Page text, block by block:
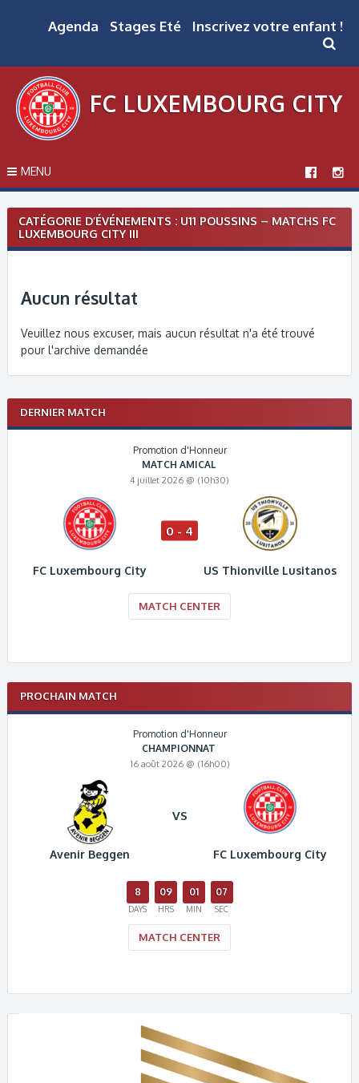
Agenda Stages Eté Inscrivez votre enfant !
FC LUXEMBOURG CITY
MENU
CATÉGORIE D’ÉVÉNEMENTS : U11 POUSSINS – MATCHS FC
LUXEMBOURG CITY III
Aucun résultat
Veuillez nous excuser, mais aucun résultat n'a été trouvé
pour l'archive demandée
DERNIER MATCH
Promotion d'Honneur
MATCH AMICAL
4 juillet 2026 @ (10h30)
FC Luxembourg City
0 - 4
US Thionville Lusitanos
MATCH CENTER
PROCHAIN MATCH
Promotion d'Honneur
CHAMPIONNAT
16 août 2026 @ (16h00)
Avenir Beggen
VS
FC Luxembourg City
8
DAYS
09
HRS
01
MIN
07
SEC
MATCH CENTER